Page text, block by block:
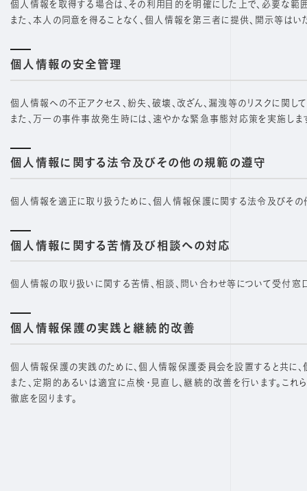
個人情報を取得する場合は、その利用目的を明確にした上で、必要な範
また、本人の同意を得ることなく、個人情報を第三者に提供、開示等はい
個人情報の安全管理
個人情報への不正アクセス、紛失、破壊、改ざん、漏洩等のリスクに関し
また、万一の事件事故発生時には、速やかな緊急事態対応策を実施しま
個人情報に関する法令及びその他の規範の遵守
個人情報を適正に取り扱うために、個人情報保護に関する法令及びその
個人情報に関する苦情及び相談への対応
個人情報の取り扱いに関する苦情、相談、問い合わせ等について受付窓
個人情報保護の実践と継続的改善
個人情報保護の実践のために、個人情報保護委員会を設置すると共に
また、定期的あるいは適宜に点検・見直し、継続的改善を行います。こ
徹底を図ります。